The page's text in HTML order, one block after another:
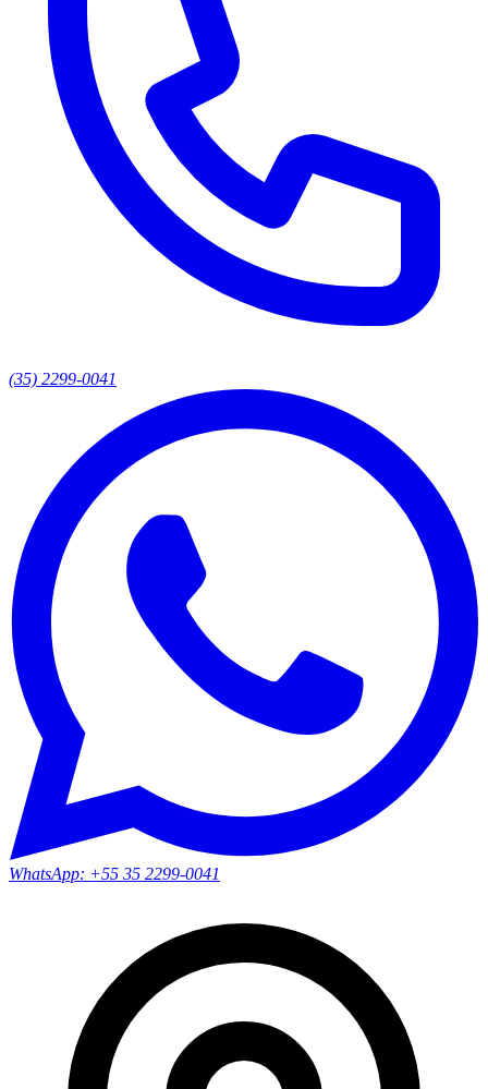
(35) 2299-0041
WhatsApp: +55 35 2299-0041